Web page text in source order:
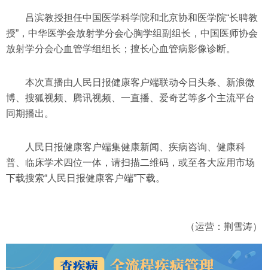
吕滨教授担任中国医学科学院和北京协和医学院“长聘教
授”，中华医学会放射学分会心胸学组副组长，中国医师协会
放射学分会心血管学组组长；擅长心血管病影像诊断。
本次直播由人民日报健康客户端联动今日头条、新浪微
博、搜狐视频、腾讯视频、一直播、爱奇艺等多个主流平台
同期播出。
人民日报健康客户端集健康新闻、疾病咨询、健康科
普、临床学术四位一体，请扫描二维码，或至各大应用市场
下载搜索“人民日报健康客户端”下载。
（运营：荆雪涛）